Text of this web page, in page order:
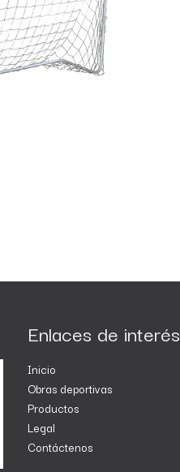
Enlaces de interés
Inicio
Obras deportivas
Productos
Legal
Contáctenos